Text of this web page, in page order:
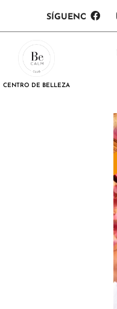
SÍGUENOS:
CENTRO DE BELLEZA